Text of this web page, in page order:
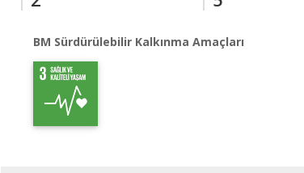
BM Sürdürülebilir Kalkınma Amaçları